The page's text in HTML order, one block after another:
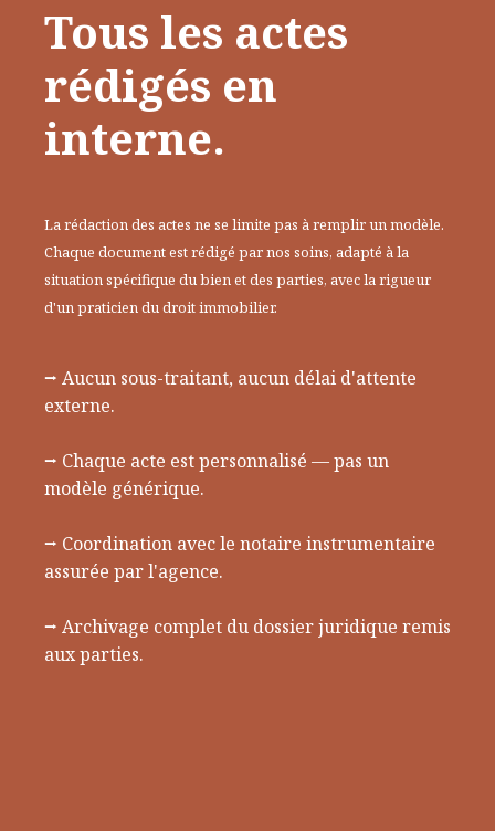
Tous les actes
rédigés en
interne.
La rédaction des actes ne se limite pas à remplir un modèle.
Chaque document est rédigé par nos soins, adapté à la
situation spécifique du bien et des parties, avec la rigueur
d'un praticien du droit immobilier.
⭢ Aucun sous-traitant, aucun délai d'attente
externe.
⭢ Chaque acte est personnalisé — pas un
modèle générique.
⭢ Coordination avec le notaire instrumentaire
assurée par l'agence.
⭢ Archivage complet du dossier juridique remis
aux parties.